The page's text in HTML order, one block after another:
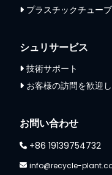
プラスチックチュー
シュリサービス
技術サポート
お客様の訪問を歓迎
お問い合わせ
+86 19139754732
info@recycle-